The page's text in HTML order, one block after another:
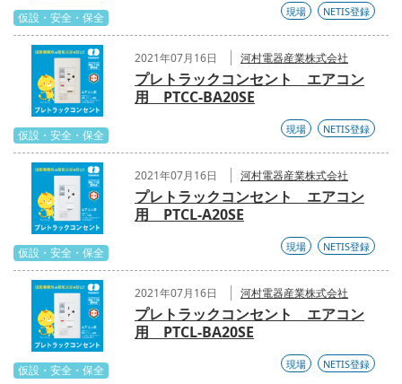
仮設・安全・保全 現場 NETIS登録
仮設・安全・保全
2021年07月16日 河村電器産業株式会社
プレトラックコンセント エアコン
用 PTCC-BA20SE
現場 NETIS登録
仮設・安全・保全
2021年07月16日 河村電器産業株式会社
プレトラックコンセント エアコン
用 PTCL-A20SE
現場 NETIS登録
仮設・安全・保全
2021年07月16日 河村電器産業株式会社
プレトラックコンセント エアコン
用 PTCL-BA20SE
現場 NETIS登録